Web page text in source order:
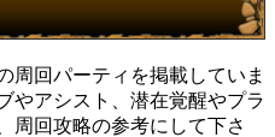
周回パーティを掲載していま
やアシスト、潜在覚醒やプラ
周回攻略の参考にして下さ